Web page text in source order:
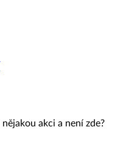
nějakou akci a není zde?